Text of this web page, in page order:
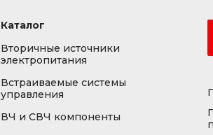
Каталог
Вторичные источники
электропитания
Встраиваемые системы
управления
ВЧ и СВЧ компоненты